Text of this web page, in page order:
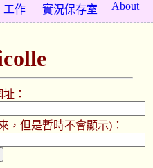
About
實況保存室
工作
：
，但是暫時不會顯示)：